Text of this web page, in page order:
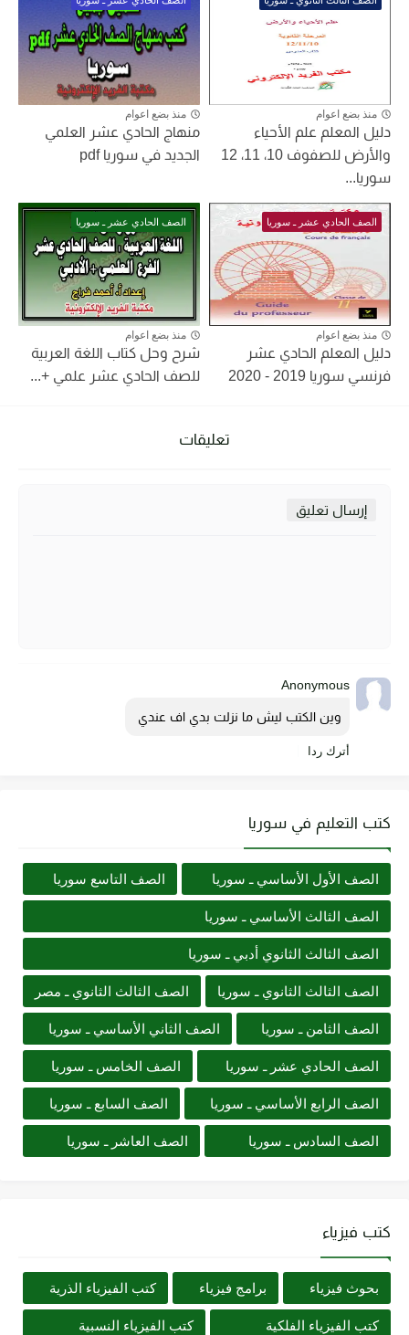
منذ بضع اعوام
دليل المعلم علم الأحياء
والأرض للصفوف 10، 11، 12
سوريا...
منذ بضع اعوام
منهاج الحادي عشر العلمي
الجديد في سوريا pdf
الصف الحادي عشر ـ سوريا
منذ بضع اعوام
دليل المعلم الحادي عشر
فرنسي سوريا 2019 - 2020
الصف الحادي عشر ـ سوريا
منذ بضع اعوام
شرح وحل كتاب اللغة العربية
للصف الحادي عشر علمي +...
تعليقات
إرسال تعليق
Anonymous
وين الكتب ليش ما نزلت بدي اف عندي
أترك ردا
كتب التعليم في سوريا
الصف الأول الأساسي ـ سوريا الصف التاسع سوريا
الصف الثالث الأساسي ـ سوريا
الصف الثالث الثانوي أدبي ـ سوريا
الصف الثالث الثانوي ـ سوريا الصف الثالث الثانوي ـ مصر
الصف الثامن ـ سوريا الصف الثاني الأساسي ـ سوريا
الصف الحادي عشر ـ سوريا الصف الخامس ـ سوريا
الصف الرابع الأساسي ـ سوريا الصف السابع ـ سوريا
الصف السادس ـ سوريا الصف العاشر ـ سوريا
كتب فيزياء
بحوث فيزياء برامج فيزياء كتب الفيزياء الذرية
كتب الفيزياء الفلكية كتب الفيزياء النسبية